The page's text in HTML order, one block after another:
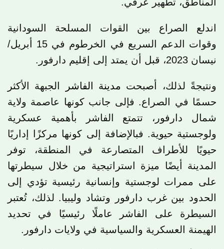
اندلع الصراع بين القوات المسلحة السودانية
وقوات الدعم السريع في الخرطوم في 15 أبريل/
نيسان 2023، قبل أن يمتد إلى إقليم دارفور.
ونتيجةً لذلك، أصبحت مدينة الفاشر
الجبهة الأكثر
حسمًا في الصراع. فإلى جانب كونها عاصمة ولاية
شمال دارفور، تتمتع الفاشر بأهمية عسكرية
ولوجستية حيوية. فبالإضافة إلى كونها مركزًا إداريًا
حيويًا للأطراف المتصارعة في المنطقة، توفر
المدينة أيضًا ميزة استراتيجية من خلال سيطرتها
على ممرات لوجستية وإنسانية رئيسية تؤدي إلى
الحدود بين غرب دارفور وتشاد وليبيا. لذلك، تُعتبر
السيطرة على الفاشر عاملًا رئيسيًا في تحديد
الهيمنة العسكرية والسياسية في ولايات دارفور.